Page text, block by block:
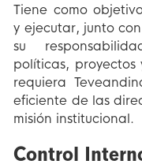
Tiene como
y ejecutar, junto
su
políticas, proyectos
requiera
eficiente de las
misión institucional.
Control